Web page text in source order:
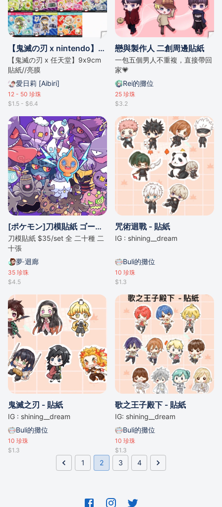
【鬼滅の刃 x nintendo】貼紙 (9x9cm)
【鬼滅の刃 x 任天堂】9x9cm
貼紙//亮膜
愛日莉 [Aibiri]
12 - 50 珍珠
$1.5 - $6.4
戀與製作人 二創周邊貼紙
一包五個男人不重複，直接帶回
家💗
Rei的攤位
25 珍珠
$3.2
[ポケモン]刀模貼紙 ゴーストタイプ大集合👻👻👻💀Ghost type 👻💀
刀模貼紙 $35/set 全 二十種 二
十張
夢·迴廊
35 珍珠
$4.5
咒術迴戰 - 貼紙
IG : shining__dream
Buli的攤位
10 珍珠
$1.3
鬼滅之刃 - 貼紙
IG : shining__dream
Buli的攤位
10 珍珠
$1.3
歌之王子殿下 - 貼紙
IG: shining__dream
Buli的攤位
10 珍珠
$1.3
1 2 3 4